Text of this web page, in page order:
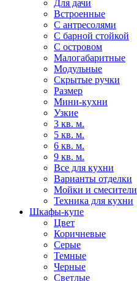
Для дачи
Встроенные
С антресолями
С барной стойкой
С островом
Малогабаритные
Модульные
Скрытые ручки
Размер
Мини-кухни
Узкие
3 кв. м.
5 кв. м.
6 кв. м.
9 кв. м.
Все для кухни
Варианты отделки
Мойки и смесители
Техника для кухни
Шкафы-купе
Цвет
Коричневые
Серые
Темные
Черные
Светлые